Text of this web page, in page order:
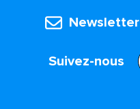
Newsletter
Suivez-nous